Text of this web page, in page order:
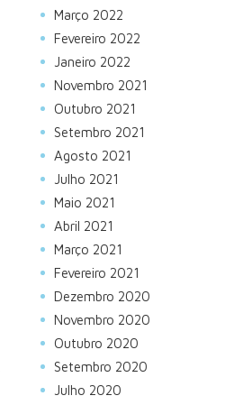
Março 2022
Fevereiro 2022
Janeiro 2022
Novembro 2021
Outubro 2021
Setembro 2021
Agosto 2021
Julho 2021
Maio 2021
Abril 2021
Março 2021
Fevereiro 2021
Dezembro 2020
Novembro 2020
Outubro 2020
Setembro 2020
Julho 2020